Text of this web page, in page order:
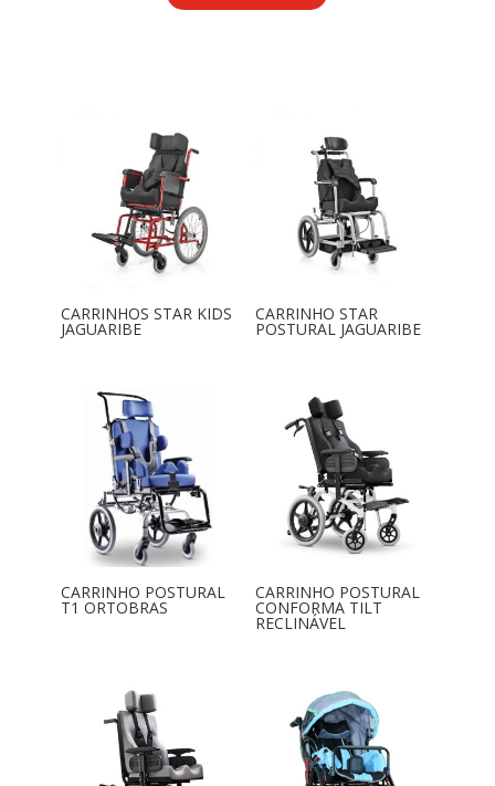
CARRINHOS STAR KIDS
JAGUARIBE
CARRINHO STAR
POSTURAL JAGUARIBE
CARRINHO POSTURAL
T1 ORTOBRAS
CARRINHO POSTURAL
CONFORMA TILT
RECLINÁVEL